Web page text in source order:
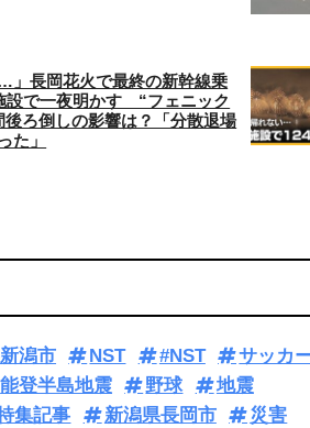
」長岡花火で最終の新幹線乗
設で一夜明かす “フェニック
後ろ倒しの影響は？「分散退場
た」
潟市 NST #NST
サッカ
能登半島地震 野球
地震
集記事 新潟県長岡市
災害